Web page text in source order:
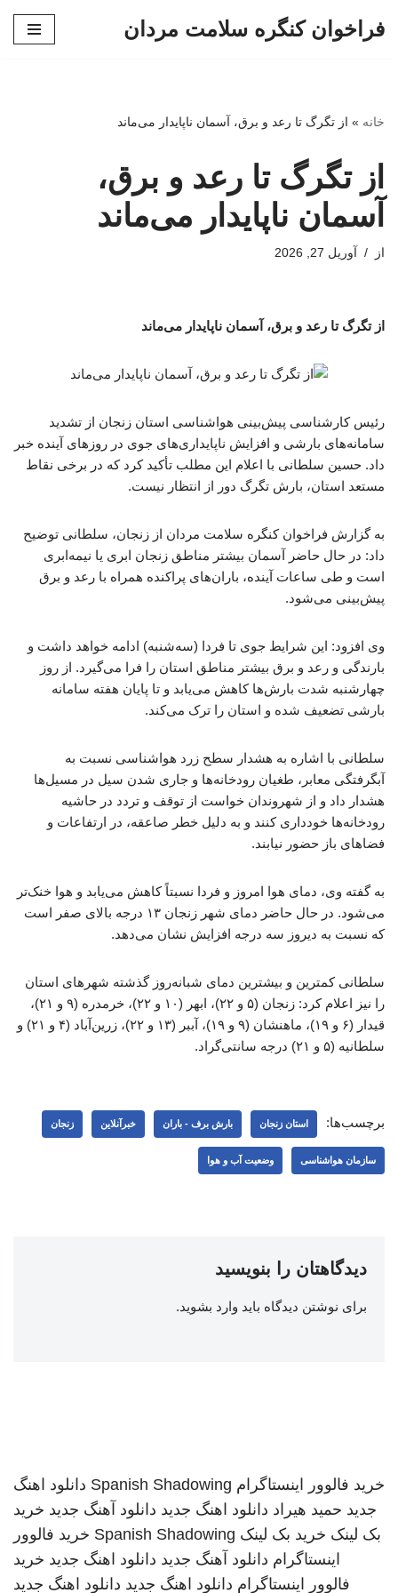
فراخوان کنگره سلامت مردان
خانه » از تگرگ تا رعد و برق، آسمان ناپایدار می‌ماند
از تگرگ تا رعد و برق،
آسمان ناپایدار می‌ماند
از آوریل 27, 2026
از تگرگ تا رعد و برق، آسمان ناپایدار می‌ماند
رئیس کارشناسی پیش‌بینی هواشناسی استان زنجان از تشدید
سامانه‌های بارشی و افزایش ناپایداری‌های جوی در روزهای آینده خبر
داد. حسین سلطانی با اعلام این مطلب تأکید کرد که در برخی نقاط
مستعد استان، بارش تگرگ دور از انتظار نیست.
به گزارش فراخوان کنگره سلامت مردان از زنجان، سلطانی توضیح
داد: در حال حاضر آسمان بیشتر مناطق زنجان ابری یا نیمه‌ابری
است و طی ساعات آینده، باران‌های پراکنده همراه با رعد و برق
پیش‌بینی می‌شود.
وی افزود: این شرایط جوی تا فردا (سه‌شنبه) ادامه خواهد داشت و
بارندگی و رعد و برق بیشتر مناطق استان را فرا می‌گیرد. از روز
چهارشنبه شدت بارش‌ها کاهش می‌یابد و تا پایان هفته سامانه
بارشی تضعیف شده و استان را ترک می‌کند.
سلطانی با اشاره به هشدار سطح زرد هواشناسی نسبت به
آبگرفتگی معابر، طغیان رودخانه‌ها و جاری شدن سیل در مسیل‌ها
هشدار داد و از شهروندان خواست از توقف و تردد در حاشیه
رودخانه‌ها خودداری کنند و به دلیل خطر صاعقه، در ارتفاعات و
فضاهای باز حضور نیابند.
به گفته وی، دمای هوا امروز و فردا نسبتاً کاهش می‌یابد و هوا خنک‌تر
می‌شود. در حال حاضر دمای شهر زنجان ۱۳ درجه بالای صفر است
که نسبت به دیروز سه درجه افزایش نشان می‌دهد.
سلطانی کمترین و بیشترین دمای شبانه‌روز گذشته شهرهای استان
را نیز اعلام کرد: زنجان (۵ و ۲۲)، ابهر (۱۰ و ۲۲)، خرمدره (۹ و ۲۱)،
قیدار (۶ و ۱۹)، ماهنشان (۹ و ۱۹)، آببر (۱۳ و ۲۲)، زرین‌آباد (۴ و ۲۱) و
سلطانیه (۵ و ۲۱) درجه سانتی‌گراد.
برچسب‌ها: استان زنجان بارش برف - باران خبرآنلاین زنجان
سازمان هواشناسی وضعیت آب و هوا
دیدگاهتان را بنویسید
برای نوشتن دیدگاه باید وارد بشوید.
خرید فالوور اینستاگرام Spanish Shadowing دانلود اهنگ
جدید حمید هیراد دانلود اهنگ جدید دانلود آهنگ جدید خرید
بک لینک خرید بک لینک Spanish Shadowing خرید فالوور
اینستاگرام دانلود آهنگ جدید دانلود اهنگ جدید خرید
فالوور اینستاگرام دانلود اهنگ جدید دانلود اهنگ جدید